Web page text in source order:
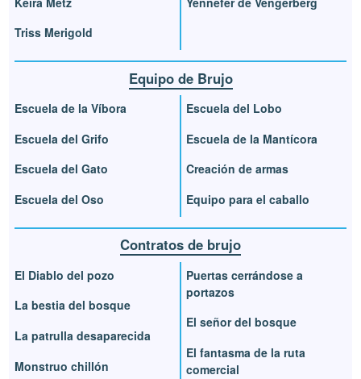
Triss Merigold
Equipo de Brujo
Escuela de la Víbora
Escuela del Grifo
Escuela del Gato
Escuela del Oso
Escuela del Lobo
Escuela de la Mantícora
Creación de armas
Equipo para el caballo
Contratos de brujo
El Diablo del pozo
La bestia del bosque
La patrulla desaparecida
Monstruo chillón
Puertas cerrándose a
portazos
El señor del bosque
El fantasma de la ruta
comercial